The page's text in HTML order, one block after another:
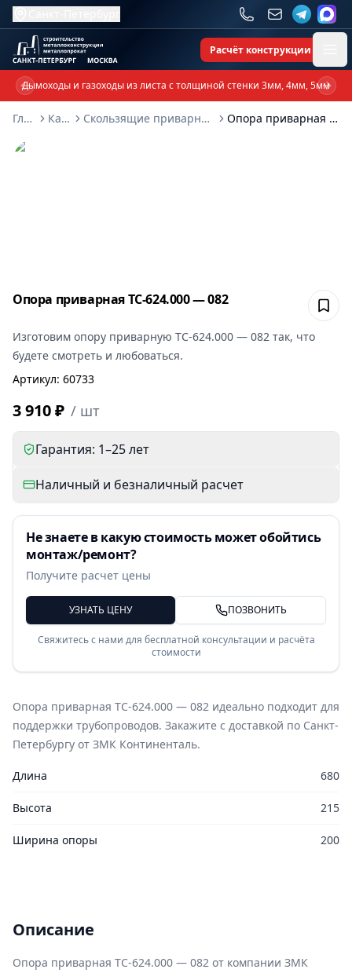
Расчёт конструкции
Дымоходы и газоходы из листа с толщиной стенки 3мм, 4мм, 5мм
Previous slide
Главная
Каталог Скользящие приварные опоры ТС-624-000 Опора приварная ТС-624.000 — 082
Опора приварная ТС-624.000 — 082
Изготовим опору приварную ТС-624.000 — 082 так, что
будете смотреть и любоваться.
Артикул: 60733
3 910 ₽ / шт
Гарантия: 1–25 лет
Наличный и безналичный расчет
Не знаете в какую стоимость может обойтись
монтаж/ремонт?
Получите расчет цены
УЗНАТЬ ЦЕНУ ПОЗВОНИТЬ
Свяжитесь с нами для бесплатной консультации и расчёта
стоимости
Опора приварная ТС-624.000 — 082 идеально подходит для
поддержки трубопроводов. Закажите с доставкой по Санкт-
Петербургу от ЗМК Континенталь.
Длина 680
Высота 215
Ширина опоры 200
Описание
Опора приварная ТС-624.000 — 082 от компании ЗМК